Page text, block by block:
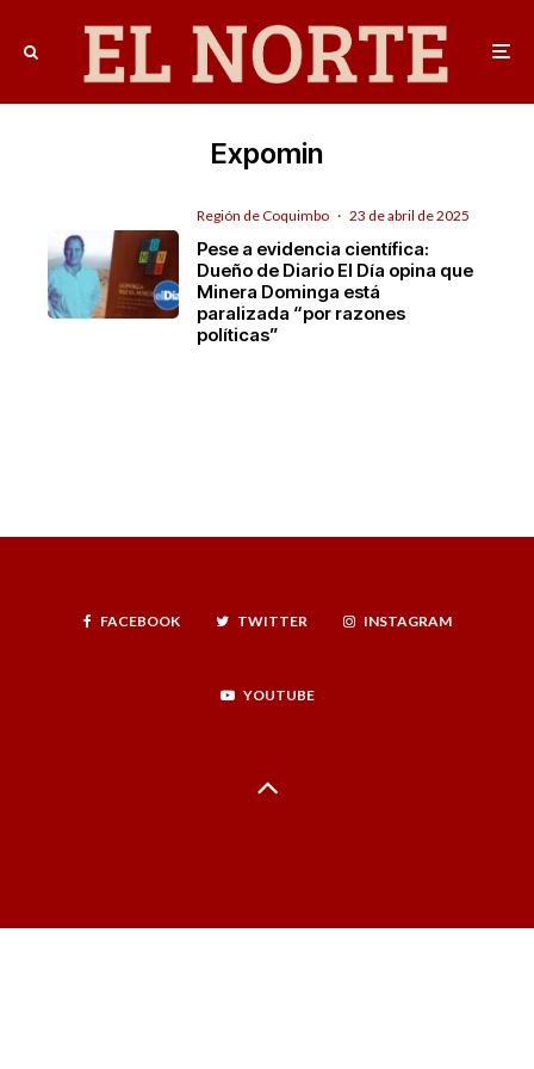
Expomin
Región de Coquimbo · 23 de abril de 2025
Pese a evidencia científica:
Dueño de Diario El Día opina que
Minera Dominga está
paralizada “por razones
políticas”
FACEBOOK TWITTER INSTAGRAM
YOUTUBE